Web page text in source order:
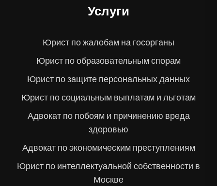
Услуги
Юрист по жалобам на госорганы
Юрист по образовательным спорам
Юрист по защите персональных данных
Юрист по социальным выплатам и льготам
Адвокат по побоям и причинению вреда
здоровью
Адвокат по экономическим преступлениям
Юрист по интеллектуальной собственности в
Москве